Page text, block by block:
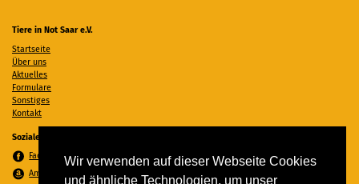
Wir verwenden auf dieser Webseite Cookies
und ähnliche Technologien, um unser
Tiere in Not Saar e.V.
Startseite
Über uns
Aktuelles
Formulare
Sonstiges
Kontakt
Soziale Medien
Facebook
Amazon Wunschzettel